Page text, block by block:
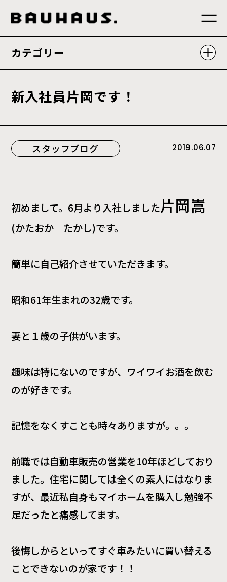
スタッフブログ 2019.06.07
新入社員片岡です ！
カテゴリー
初めまして。 6月より入社しました片岡嵩
(かたおか たかし)です。
簡単に自己紹介させていただきます。
昭和61年生まれの32歳です。
妻と１歳の子供がいます。
趣味は特にないのですが、ワイワイお酒を飲む
のが好きです。
記憶をなくすことも時々ありますが。。。
前職では自動車販売の営業を10年ほどしており
ました。住宅に関しては全くの素人にはなりま
すが、最近私自身もマイホームを購入し勉強不
足だったと痛感してます。
後悔しからといってすぐ車みたいに買い替える
ことできないのが家です！！